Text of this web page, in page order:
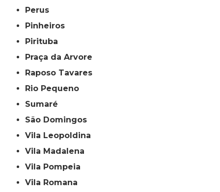
Perus
Pinheiros
Pirituba
Praça da Arvore
Raposo Tavares
Rio Pequeno
Sumaré
São Domingos
Vila Leopoldina
Vila Madalena
Vila Pompeia
Vila Romana